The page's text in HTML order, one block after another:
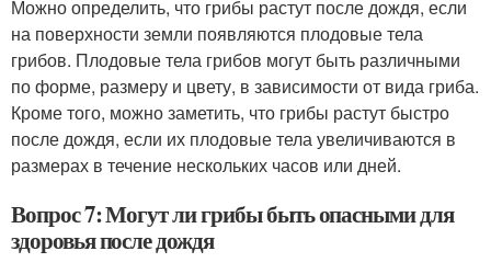
Можно определить, что грибы растут после дождя, если
на поверхности земли появляются плодовые тела
грибов. Плодовые тела грибов могут быть различными
по форме, размеру и цвету, в зависимости от вида гриба.
Кроме того, можно заметить, что грибы растут быстро
после дождя, если их плодовые тела увеличиваются в
размерах в течение нескольких часов или дней.
Вопрос 7: Могут ли грибы быть опасными для
здоровья после дождя